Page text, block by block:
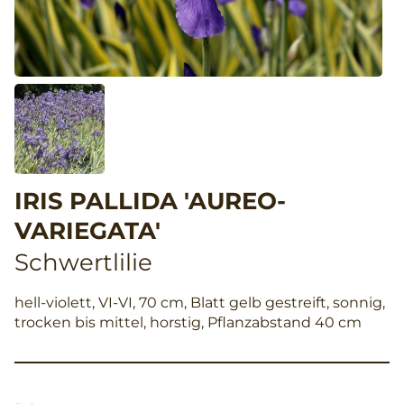
IRIS PALLIDA 'AUREO-
VARIEGATA'
Schwertlilie
hell-violett, VI-VI, 70 cm, Blatt gelb gestreift, sonnig,
trocken bis mittel, horstig, Pflanzabstand 40 cm